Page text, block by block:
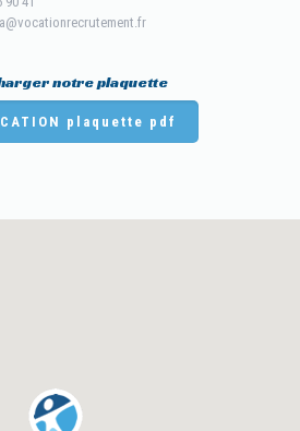
notre plaquette
plaquette pdf